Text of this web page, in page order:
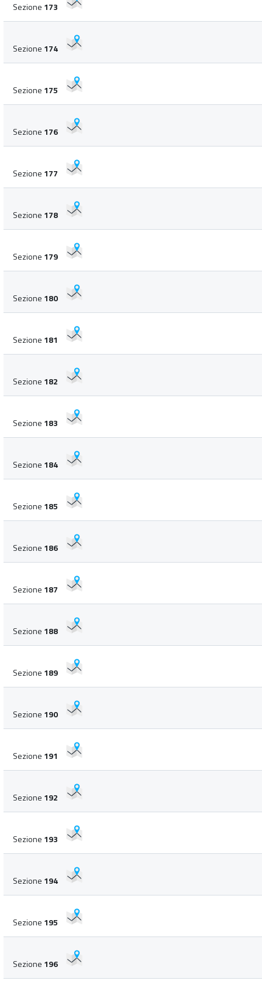
Sezione 173
Sezione 174
Sezione 175
Sezione 176
Sezione 177
Sezione 178
Sezione 179
Sezione 180
Sezione 181
Sezione 182
Sezione 183
Sezione 184
Sezione 185
Sezione 186
Sezione 187
Sezione 188
Sezione 189
Sezione 190
Sezione 191
Sezione 192
Sezione 193
Sezione 194
Sezione 195
Sezione 196